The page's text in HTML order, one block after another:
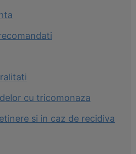
cu tricomonaza
si in caz de recidiva